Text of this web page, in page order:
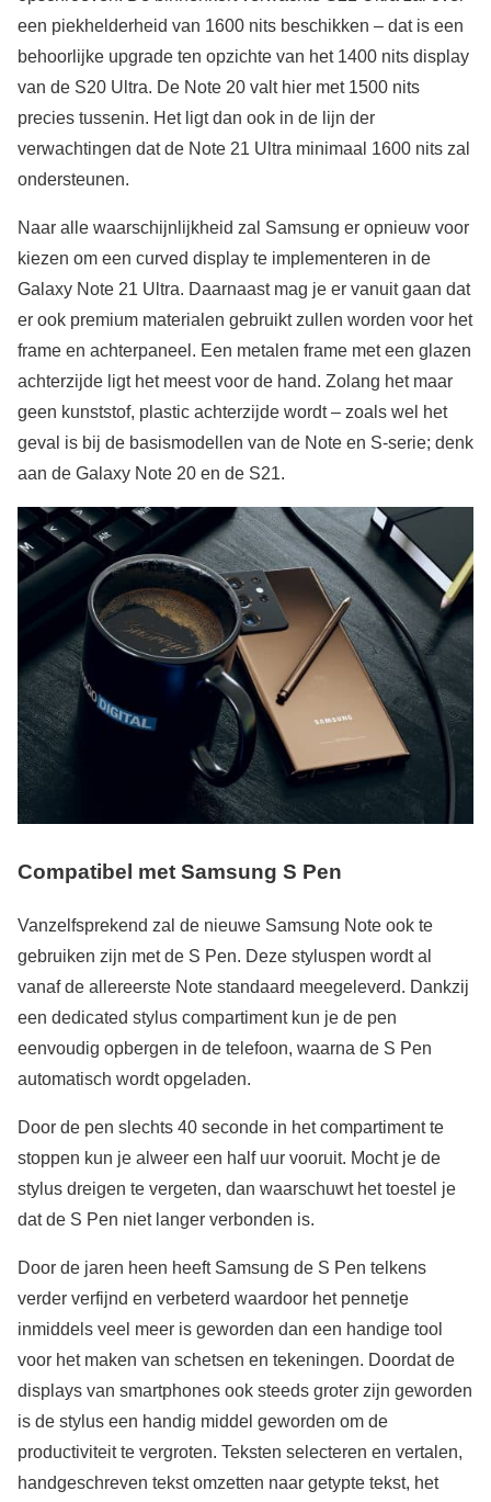
een piekhelderheid van 1600 nits beschikken – dat is een
behoorlijke upgrade ten opzichte van het 1400 nits display
van de S20 Ultra. De Note 20 valt hier met 1500 nits
precies tussenin. Het ligt dan ook in de lijn der
verwachtingen dat de Note 21 Ultra minimaal 1600 nits zal
ondersteunen.
Naar alle waarschijnlijkheid zal Samsung er opnieuw voor
kiezen om een curved display te implementeren in de
Galaxy Note 21 Ultra. Daarnaast mag je er vanuit gaan dat
er ook premium materialen gebruikt zullen worden voor het
frame en achterpaneel. Een metalen frame met een glazen
achterzijde ligt het meest voor de hand. Zolang het maar
geen kunststof, plastic achterzijde wordt – zoals wel het
geval is bij de basismodellen van de Note en S-serie; denk
aan de Galaxy Note 20 en de S21.
Compatibel met Samsung S Pen
Vanzelfsprekend zal de nieuwe Samsung Note ook te
gebruiken zijn met de S Pen. Deze styluspen wordt al
vanaf de allereerste Note standaard meegeleverd. Dankzij
een dedicated stylus compartiment kun je de pen
eenvoudig opbergen in de telefoon, waarna de S Pen
automatisch wordt opgeladen.
Door de pen slechts 40 seconde in het compartiment te
stoppen kun je alweer een half uur vooruit. Mocht je de
stylus dreigen te vergeten, dan waarschuwt het toestel je
dat de S Pen niet langer verbonden is.
Door de jaren heen heeft Samsung de S Pen telkens
verder verfijnd en verbeterd waardoor het pennetje
inmiddels veel meer is geworden dan een handige tool
voor het maken van schetsen en tekeningen. Doordat de
displays van smartphones ook steeds groter zijn geworden
is de stylus een handig middel geworden om de
productiviteit te vergroten. Teksten selecteren en vertalen,
handgeschreven tekst omzetten naar getypte tekst, het